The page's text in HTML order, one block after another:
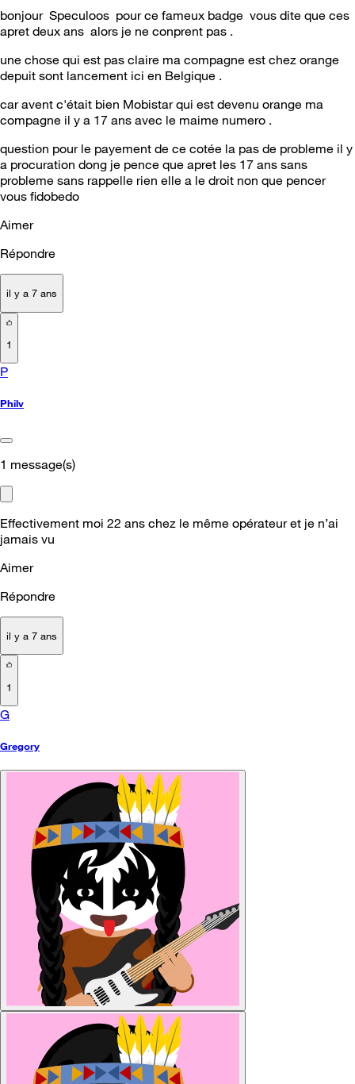
bonjour Speculoos pour ce fameux badge vous dite que ces
apret deux ans alors je ne conprent pas .
une chose qui est pas claire ma compagne est chez orange
depuit sont lancement ici en Belgique .
car avent c'était bien Mobistar qui est devenu orange ma
compagne il y a 17 ans avec le maime numero .
question pour le payement de ce cotée la pas de probleme il y
a procuration dong je pence que apret les 17 ans sans
probleme sans rappelle rien elle a le droit non que pencer
vous fidobedo
Aimer
Répondre
il y a 7 ans
1
P
Philv
1 message(s)
Effectivement moi 22 ans chez le même opérateur et je n’ai
jamais vu
Aimer
Répondre
il y a 7 ans
1
G
Gregory